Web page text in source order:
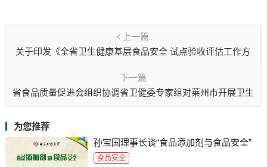
上一篇
关于印发《全省卫生健康基层食品安全 试点验收评估工作方
下一篇
省食品质量促进会组织协调省卫健委专家组对莱州市开展卫生
为您推荐
孙宝国理事长谈“食品添加剂与食品安全”
食品安全